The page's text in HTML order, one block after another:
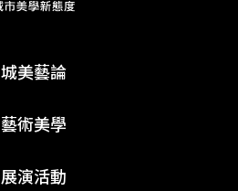
城美藝論
藝術美學
展演活動